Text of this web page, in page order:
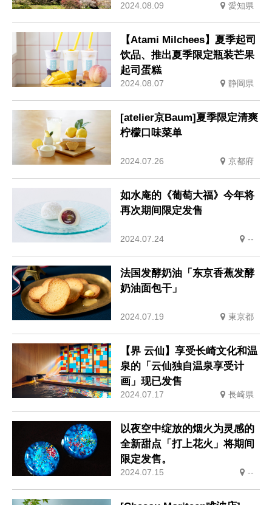
2024.08.09 愛知県
【Atami Milchees】夏季起司
饮品、推出夏季限定瓶装芒果
起司蛋糕
2024.08.07 静岡県
[atelier京Baum]夏季限定清爽
柠檬口味菜单
2024.07.26 京都府
如水庵的《葡萄大福》今年将
再次期间限定发售
2024.07.24 --
法国发酵奶油「东京香蕉发酵
奶油面包干」
2024.07.19 東京都
【界 云仙】享受长崎文化和温
泉的「云仙独自温泉享受计
画」现已发售
2024.07.17 長崎県
以夜空中绽放的烟火为灵感的
全新甜点「打上花火」将期间
限定发售。
2024.07.15 --